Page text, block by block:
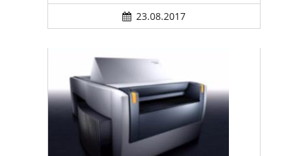
23.08.2017